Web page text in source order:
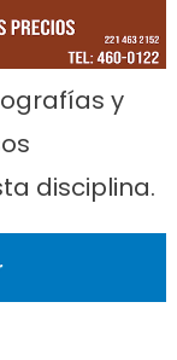
y
disciplina.